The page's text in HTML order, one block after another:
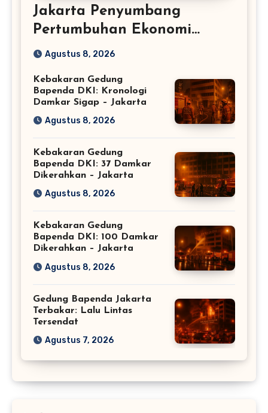
Jakarta Penyumbang
Pertumbuhan Ekonomi
Terbesar RI
Agustus 8, 2026
Kebakaran Gedung
Bapenda DKI: Kronologi
Damkar Sigap – Jakarta
Agustus 8, 2026
Kebakaran Gedung
Bapenda DKI: 37 Damkar
Dikerahkan – Jakarta
Agustus 8, 2026
Kebakaran Gedung
Bapenda DKI: 100 Damkar
Dikerahkan – Jakarta
Agustus 8, 2026
Gedung Bapenda Jakarta
Terbakar: Lalu Lintas
Tersendat
Agustus 7, 2026